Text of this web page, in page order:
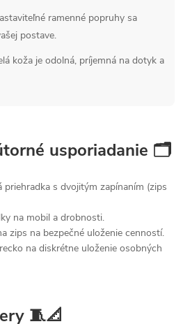
ramenné popruhy sa
postave.
koža je odolná, príjemná na dotyk a
usporiadanie 🗂
priehradka s dvojitým zapínaním (zips
na mobil a drobnosti.
zips na bezpečné uloženie cenností.
na diskrétne uloženie osobných
🧵📐